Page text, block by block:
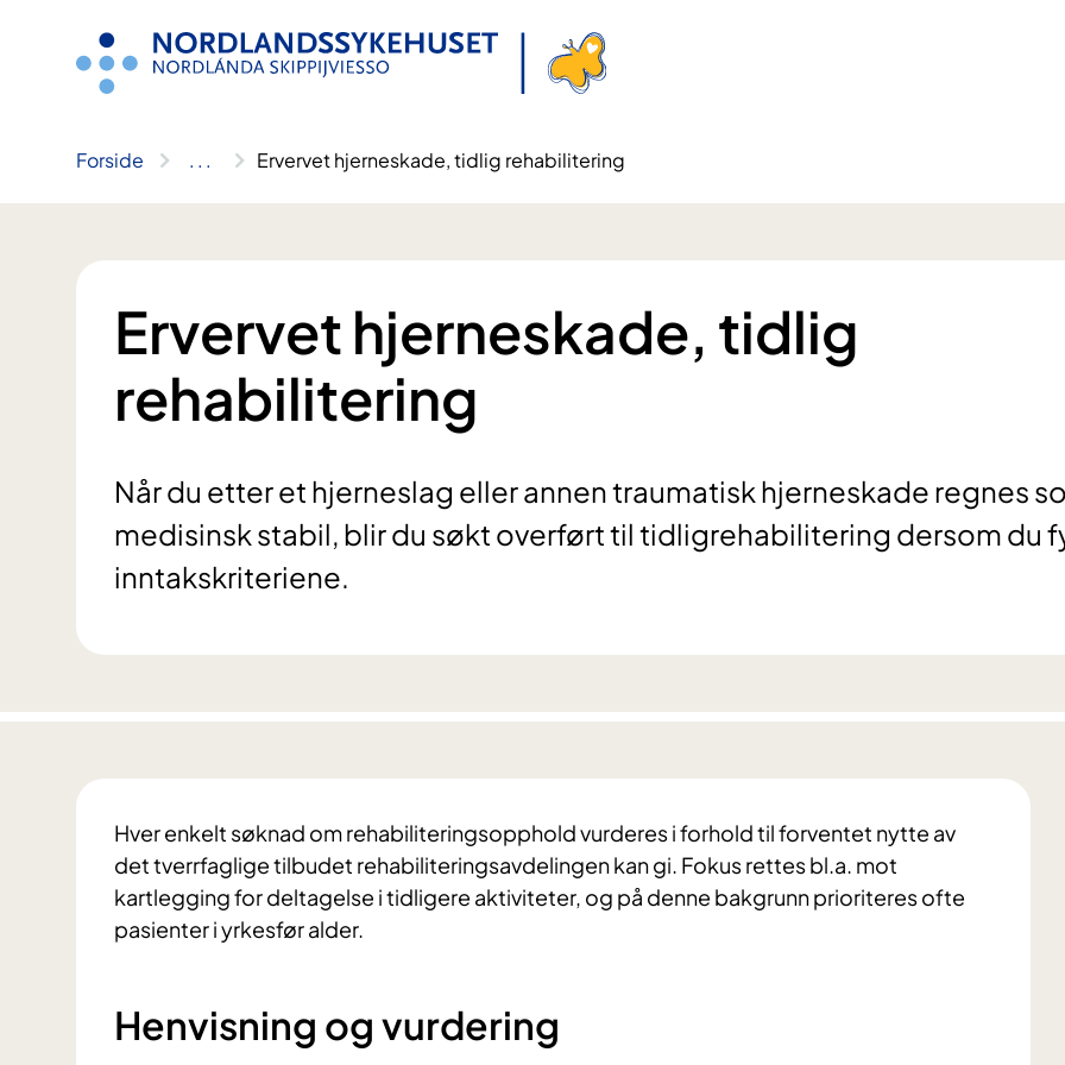
Forside .. . Ervervet hjerneskade, tidlig rehabilitering
Ervervet hjerneskade, tidlig
rehabilitering
Når du etter et hjerneslag eller annen traumatisk hjerneskade regnes
medisinsk stabil, blir du søkt overført til tidligrehabilitering dersom du
inntakskriteriene.
Hver enkelt søknad om rehabiliteringsopphold vurderes i forhold til forventet nytte av
det tverrfaglige tilbudet rehabiliteringsavdelingen kan gi. Fokus rettes bl.a. mot
kartlegging for deltagelse i tidligere aktiviteter, og på denne bakgrunn prioriteres ofte
pasienter i yrkesfør alder.
Henvisning og vurdering